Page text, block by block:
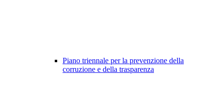
Piano triennale per la prevenzione della
corruzione e della trasparenza